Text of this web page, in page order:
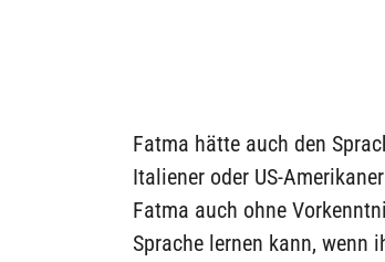
Fatma hätte auch den
Italiener oder US-
Fatma auch ohne
Sprache lernen kann, wenn